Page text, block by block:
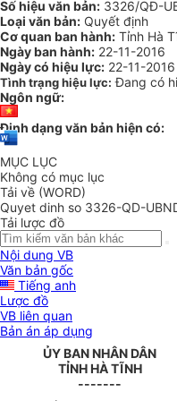
Số hiệu văn bản: 3326/QĐ-
Loại văn bản: Quyết định
Cơ quan ban hành: Tỉnh Hà
Ngày ban hành: 22-11-2016
Ngày có hiệu lực: 22-11-2016
Tình trạng hiệu lực: Đang có
Ngôn ngữ:
Định dạng văn bản hiện có:
MỤC LỤC
Không có mục lục
Tải về (WORD)
Quyet dinh so 3326-QD-
Tải lược đồ
Nội dung VB
Văn bản gốc
Tiếng anh
Lược đồ
VB liên quan
Bản án áp dụng
ỦY BAN NHÂN DÂN
TỈNH HÀ TĨNH
-------